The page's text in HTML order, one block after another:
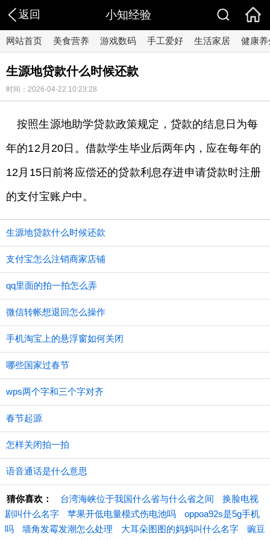
返回 小知经验
网站首页 美食营养 游戏数码 手工爱好 生活家居 健康养
生源地贷款什么时候还款
时间：2026-04-22 10:23:28
按照生源地助学贷款政策规定，贷款的结息日为每
年的12月20日。借款学生毕业后两年内，应在每年的
12月15日前将应偿还的贷款利息存进申请贷款时注册
的支付宝账户中。
生源地贷款什么时候还款
支付宝怎么注销商家店铺
qq里面的拍一拍怎么弄
微信转帐想退回怎么操作
手机淘宝上的悬浮窗如何关闭
哪些国家过春节
wps两个字和三个字对齐
春节起源
怎样关闭拍一拍
语音通话是什么意思
猜你喜欢： 台湾海峡位于我国什么省与什么省之间
换脸电视
剧叫什么名字
苹果开低电量模式伤电池吗
oppoa92s是5g手机
吗
墙角发霉发潮怎么处理 大耳朵图图的妈妈叫什么名字
豌豆